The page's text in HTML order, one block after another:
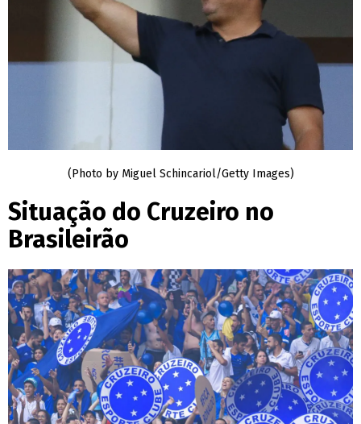
(Photo by Miguel Schincariol/Getty Images)
Situação do Cruzeiro no
Brasileirão